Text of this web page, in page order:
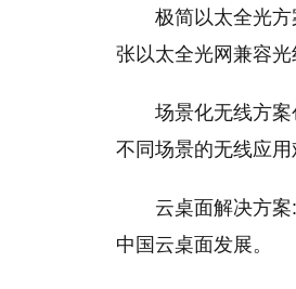
极简以太全光
张以太全光网兼容光
场景化无线方案
不同场景的无线应用
云桌面解决方
中国云桌面发展。